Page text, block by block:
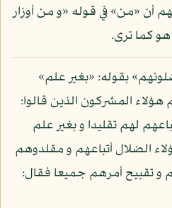
أن «من» في قوله «و من أوزار
هو كما ترى.
بقوله: «بغير علم»
هؤلاء المشركون الذين قالوا:
لهم تقليدا و بغير علم
الضلال أتباعهم و مقلدوهم
و تقبيح أمرهم جميعا فقال: